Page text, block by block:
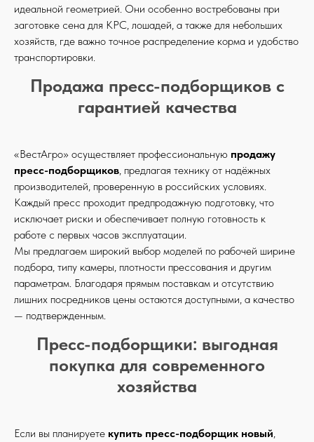
идеальной геометрией. Они особенно востребованы при
заготовке сена для КРС, лошадей, а также для небольших
хозяйств, где важно точное распределение корма и удобство
транспортировки.
Продажа пресс-подборщиков с
гарантией качества
«ВестАгро» осуществляет профессиональную продажу
пресс-подборщиков, предлагая технику от надёжных
производителей, проверенную в российских условиях.
Каждый пресс проходит предпродажную подготовку, что
исключает риски и обеспечивает полную готовность к
работе с первых часов эксплуатации.
Мы предлагаем широкий выбор моделей по рабочей ширине
подбора, типу камеры, плотности прессования и другим
параметрам. Благодаря прямым поставкам и отсутствию
лишних посредников цены остаются доступными, а качество
— подтвержденным.
Пресс-подборщики: выгодная
покупка для современного
хозяйства
Если вы планируете купить пресс-подборщик новый,